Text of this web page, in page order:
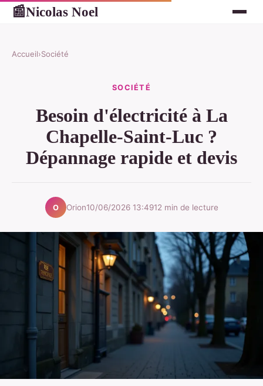
📰Nicolas Noel
Accueil›Société
SOCIÉTÉ
Besoin d'électricité à La
Chapelle-Saint-Luc ?
Dépannage rapide et devis
O Orion10/06/2026 13:4912 min de lecture